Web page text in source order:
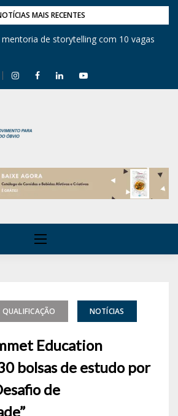
MAIS RECENTES
de storytelling com 10 vagas
NOTÍCIAS
Education
bolsas de estudo por
de